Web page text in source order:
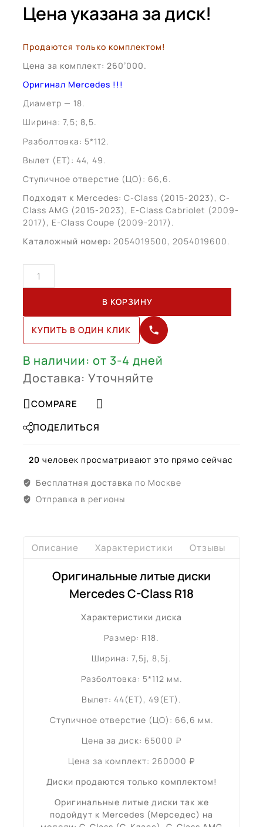
Цена указана за диск!
Продаются только комплектом!
Цена за комплект: 260’000.
Оригинал Mercedes !!!
Диаметр — 18.
Ширина: 7,5; 8,5.
Разболтовка: 5*112.
Вылет (ЕТ): 44, 49.
Ступичное отверстие (ЦО): 66,6.
Подходят к Mercedes: C-Class (2015-2023), C-
Class AMG (2015-2023), E-Class Cabriolet (2009-
2017), E-Class Coupe (2009-2017).
Каталожный номер: 2054019500, 2054019600.
товара
Class
R18
(2054019500,
2054019600)
В КОРЗИНУ
КУПИТЬ В ОДИН КЛИК
В наличии: от 3-4 дней
Доставка: Уточняйте
COMPARE
ПОДЕЛИТЬСЯ
20 человек просматривают это прямо сейчас
Бесплатная доставка по Москве
Отправка в регионы
Описание Характеристики Отзывы
Оригинальные литые диски
Mercedes C-Class R18
Характеристики диска
Размер: R18.
Ширина: 7,5j, 8,5j.
Разболтовка: 5*112 мм.
Вылет: 44(ET), 49(ET).
Ступичное отверстие (ЦО): 66,6 мм.
Цена за диск: 65000 ₽
Цена за комплект: 260000 ₽
Диски продаются только комплектом!
Оригинальные литые диски так же
подойдут к Mercedes (Мерседес) на